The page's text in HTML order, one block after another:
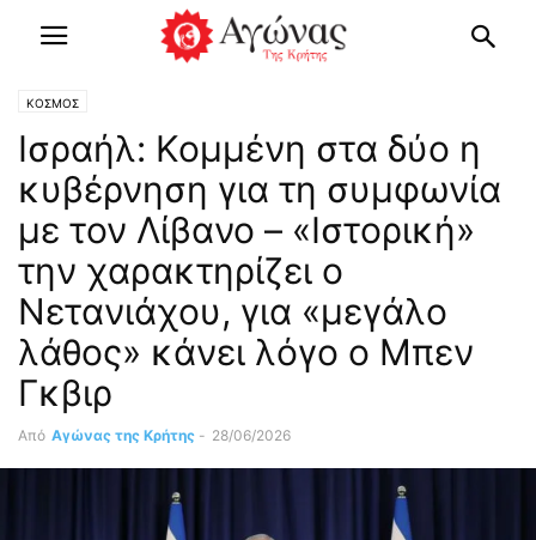
ΚΟΣΜΟΣ
Ισραήλ: Κομμένη στα δύο η
κυβέρνηση για τη συμφωνία
με τον Λίβανο – «Ιστορική»
την χαρακτηρίζει ο
Νετανιάχου, για «μεγάλο
λάθος» κάνει λόγο ο Μπεν
Γκβιρ
Από Αγώνας της Κρήτης - 28/06/2026